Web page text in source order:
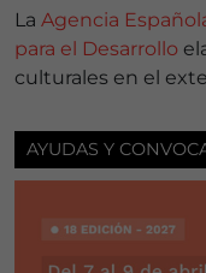
La Agencia
para el Desarrollo
culturales en el
AYUDAS Y